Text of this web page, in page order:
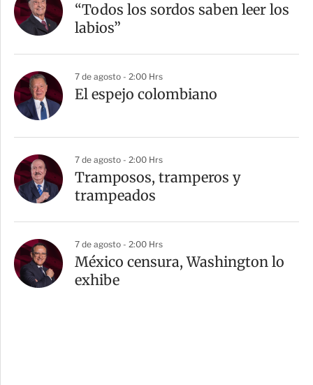
“Todos los sordos saben leer los
labios”
7 de agosto - 2:00 Hrs
El espejo colombiano
7 de agosto - 2:00 Hrs
Tramposos, tramperos y
trampeados
7 de agosto - 2:00 Hrs
México censura, Washington lo
exhibe